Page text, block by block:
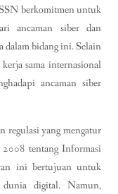
berkomitmen untuk
ancaman siber dan
dalam bidang ini. Selain
sama internasional
ancaman siber
regulasi yang mengatur
tentang Informasi
ini bertujuan untuk
digital. Namun,